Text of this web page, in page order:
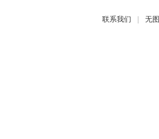
联系我们 | 无